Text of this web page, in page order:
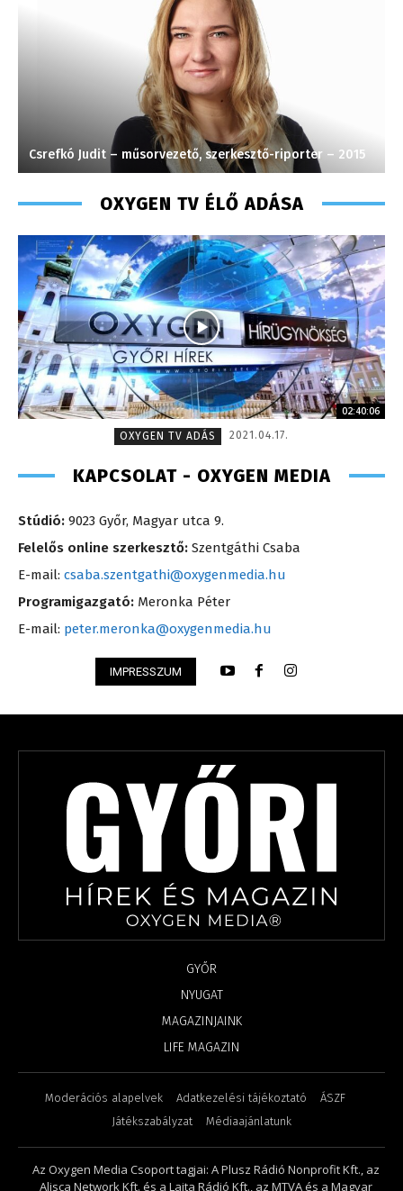
Lukács Bence – szerkesztő, riporter – 2018
OXYGEN TV ÉLŐ ADÁSA
02:40:06
OXYGEN TV ADÁS
2021.04.17.
KAPCSOLAT - OXYGEN MEDIA
Stúdió: 9023 Győr, Magyar utca 9.
Felelős online szerkesztő: Szentgáthi Csaba
E-mail: csaba.szentgathi@oxygenmedia.hu
Programigazgató: Meronka Péter
E-mail: peter.meronka@oxygenmedia.hu
IMPRESSZUM
GYŐR
NYUGAT
MAGAZINJAINK
LIFE MAGAZIN
Moderációs alapelvek Adatkezelési tájékoztató
ÁSZF
Játékszabályzat
Médiaajánlatunk
Az Oxygen Media Csoport tagjai: A Plusz Rádió Nonprofit Kft., az
Alisca Network Kft. és a Lajta Rádió Kft., az MTVA és a Magyar